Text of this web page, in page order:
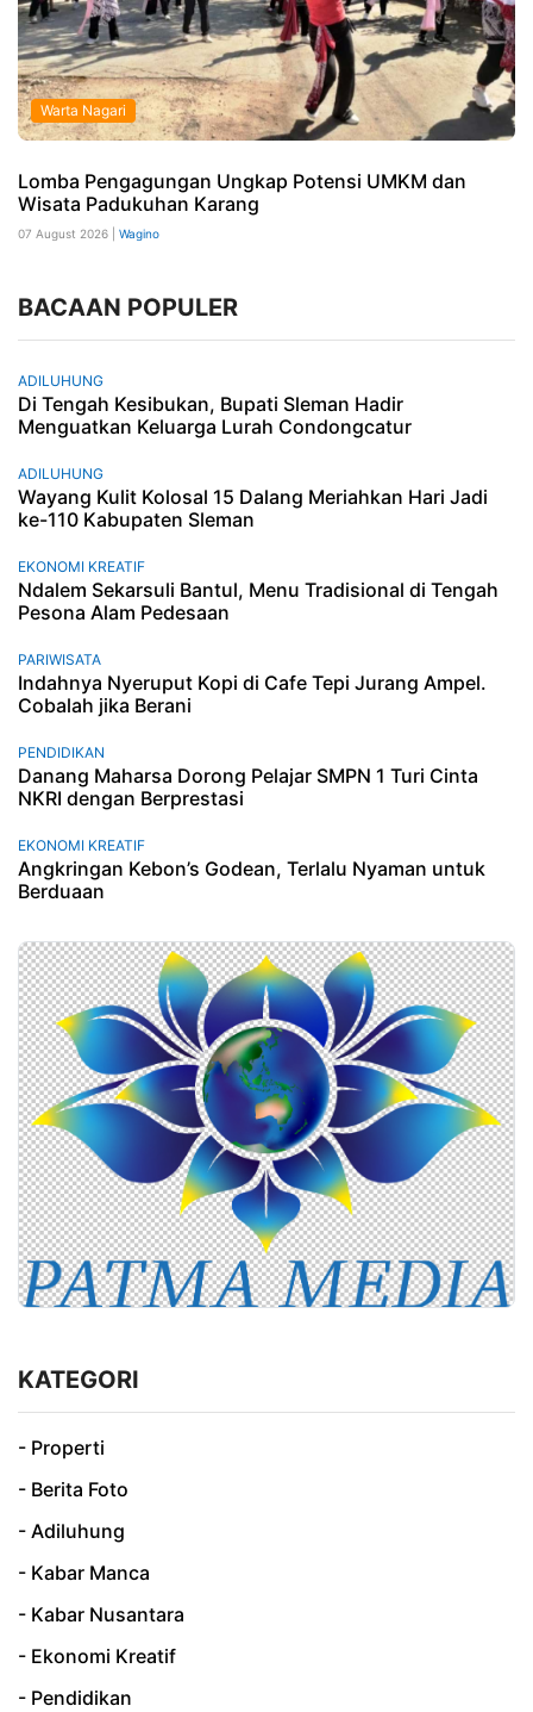
Warta Nagari
Lomba Pengagungan Ungkap Potensi UMKM dan
Wisata Padukuhan Karang
07 August 2026 | Wagino
BACAAN POPULER
ADILUHUNG
Di Tengah Kesibukan, Bupati Sleman Hadir
Menguatkan Keluarga Lurah Condongcatur
ADILUHUNG
Wayang Kulit Kolosal 15 Dalang Meriahkan Hari Jadi
ke-110 Kabupaten Sleman
EKONOMI KREATIF
Ndalem Sekarsuli Bantul, Menu Tradisional di Tengah
Pesona Alam Pedesaan
PARIWISATA
Indahnya Nyeruput Kopi di Cafe Tepi Jurang Ampel.
Cobalah jika Berani
PENDIDIKAN
Danang Maharsa Dorong Pelajar SMPN 1 Turi Cinta
NKRI dengan Berprestasi
EKONOMI KREATIF
Angkringan Kebon’s Godean, Terlalu Nyaman untuk
Berduaan
KATEGORI
- Properti
- Berita Foto
- Adiluhung
- Kabar Manca
- Kabar Nusantara
- Ekonomi Kreatif
- Pendidikan